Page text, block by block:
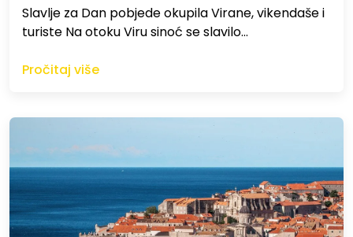
Slavlje za Dan pobjede okupila Virane, vikendaše i
turiste Na otoku Viru sinoć se slavilo…
Pročitaj više